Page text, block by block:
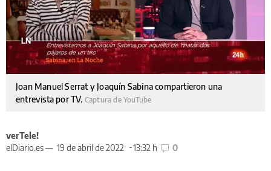
Joan Manuel Serrat y Joaquín Sabina compartieron una
entrevista por TV. Captura de YouTube
verTele!
elDiario.es — 19 de abril de 2022 13:32 h 0